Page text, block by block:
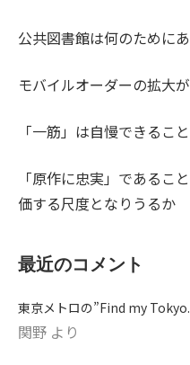
公共図書館は何のために
モバイルオーダーの拡大
「一筋」は自慢できるこ
「原作に忠実」であるこ
価する尺度となりうるか
最近のコメント
東京メトロの”Find my
関野 より